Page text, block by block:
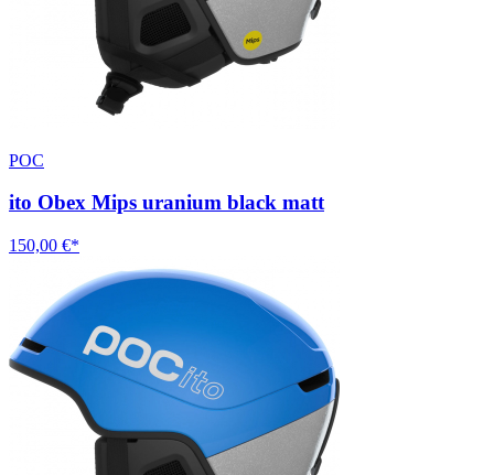
POC
ito Obex Mips uranium black matt
150,00 €*